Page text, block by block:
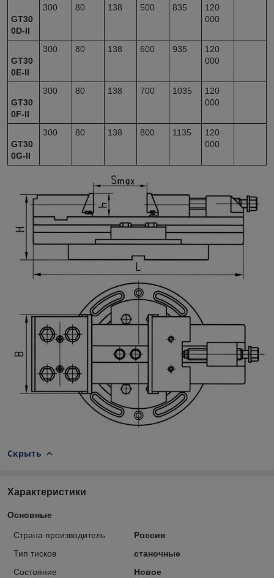
GT30
0D-II
300 80 138 500 835
120
000
GT30
0E-II
300 80 138 600 935
120
000
GT30
0F-II
300 80 138 700 1035
120
000
GT30
0G-II
300 80 138 800 1135
120
000
Скрыть
Характеристики
Основные
Страна производитель
Россия
Тип тисков
станочные
Состояние
Новое